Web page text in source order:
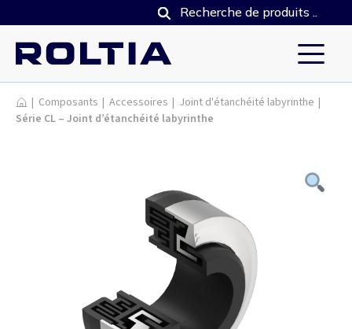
Produits
| Composants | Accessoires | Joint d'étanchéité labyrinthe |
Série CL – Joint d’étanchéité labyrinthe